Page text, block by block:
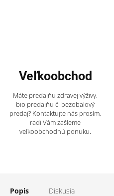
Veľkoobchod
Máte predajňu zdravej výživy,
bio predajňu či bezobalový
predaj? Kontaktujte nás prosím,
radi Vám zašleme
veľkoobchodnú ponuku.
Popis Diskusia